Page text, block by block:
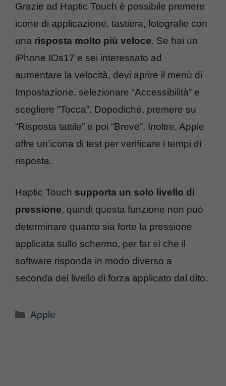
Grazie ad Haptic Touch è possibile premere
icone di applicazione, tastiera, fotografie con
una risposta molto più veloce. Se hai un
iPhone IOs17 e sei interessato ad
aumentare la velocità, devi aprire il menù di
Impostazione, selezionare “Accessibilità” e
scegliere “Tocca”. Dopodiché, premere su
“Risposta tattile” e poi “Breve”. Inoltre, Apple
offre un’icona di test per verificare i tempi di
risposta.
Haptic Touch supporta un solo livello di
pressione, quindi questa funzione non può
determinare quanto sia forte la pressione
applicata sullo schermo, per far sì che il
software risponda in modo diverso a
seconda del livello di forza applicato dal dito.
Categorie
Apple